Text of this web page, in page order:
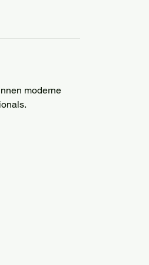
moderne